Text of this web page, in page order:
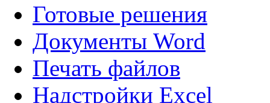
Готовые решения
Документы Word
Печать файлов
Надстройки Excel